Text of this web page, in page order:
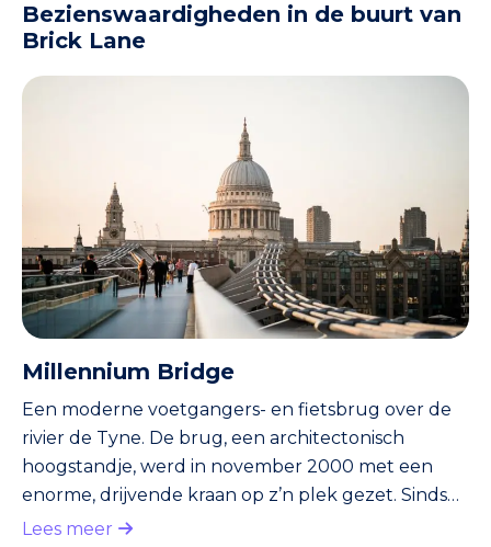
Bezienswaardigheden in de buurt van
Brick Lane
Millennium Bridge
Een moderne voetgangers- en fietsbrug over de
rivier de Tyne. De brug, een architectonisch
hoogstandje, werd in november 2000 met een
enorme, drijvende kraan op z’n plek gezet. Sinds
september 2001 geopend voor publiek. Eigenlijk
Lees meer